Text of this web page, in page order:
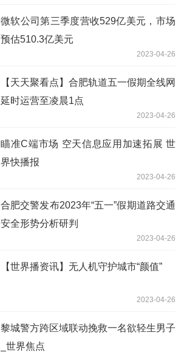
微软公司第三季度营收529亿美元，市场
预估510.3亿美元
2023-04-26
【天天聚看点】合肥轨道五一假期全线网
延时运营至凌晨1点
2023-04-26
瞄准C端市场 空天信息应用加速拓展 世
界快播报
2023-04-26
合肥交警发布2023年“五一”假期道路交通
安全形势分析研判
2023-04-26
【世界播资讯】无人机守护城市“颜值”
2023-04-26
黎城警方跨区域联动挽救一名欲轻生男子
_世界焦点